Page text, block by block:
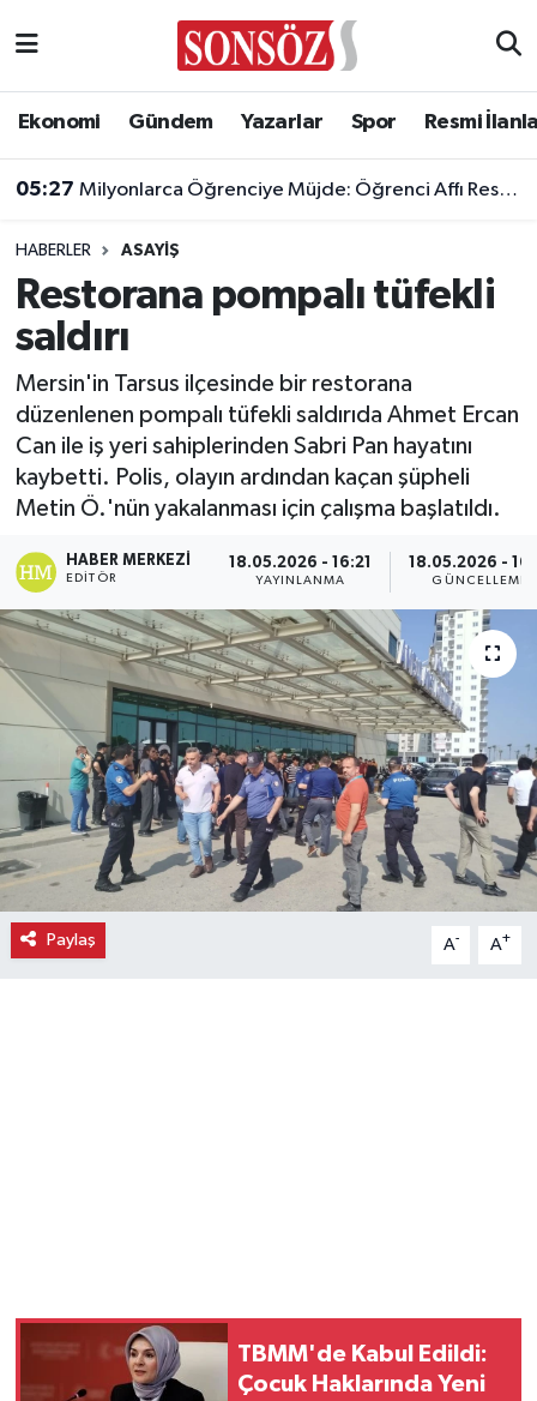
Ekonomi Gündem Yazarlar Spor Resmi
05:27 Milyonlarca Öğrenciye Müjde: Öğrenci Affı Resmi Gazete'de Yayımlandı!
HABERLER ASAYIŞ
Restorana pompalı tüfekli
saldırı
Mersin'in Tarsus ilçesinde bir restorana
düzenlenen pompalı tüfekli saldırıda Ahmet Ercan
Can ile iş yeri sahiplerinden Sabri Pan hayatını
kaybetti. Polis, olayın ardından kaçan şüpheli
Metin Ö.'nün yakalanması için çalışma başlatıldı.
HABER MERKEZI
EDITÖR
18.05.2026 - 16:21
YAYINLANMA
18.05.2026 -
GÜNCELLEME
Paylaş A- A+
TBMM'de Kabul Edildi:
Çocuk Haklarında Yeni
Asayiş
Çevre
Diğer
Dünya
Eğitim
Ekonomi
Eleman
Emlak
Gündem
Gurme
Haber
İlçe Haberleri
Seri İlan
Siyaset
Ankara Nöbetçi Eczaneler
Ankara Trafik Yoğunluk Haritası
Süper Lig Puan Durumu ve Fikstür
Tüm Manşetler
Son Dakika Haberleri
Haber Arşivi